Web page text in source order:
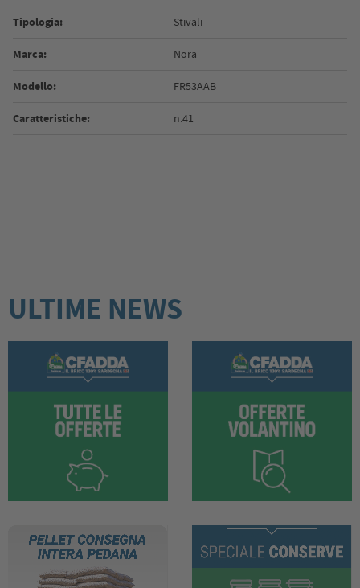
Tipologia: Stivali
Marca: Nora
Modello: FR53AAB
Caratteristiche: n.41
ULTIME NEWS